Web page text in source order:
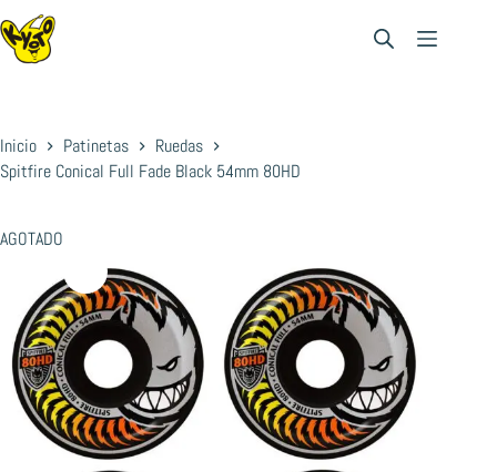
Saltar
al
contenido
Inicio Patinetas
Ruedas
Spitfire Conical Full Fade Black 54mm 80HD
AGOTADO